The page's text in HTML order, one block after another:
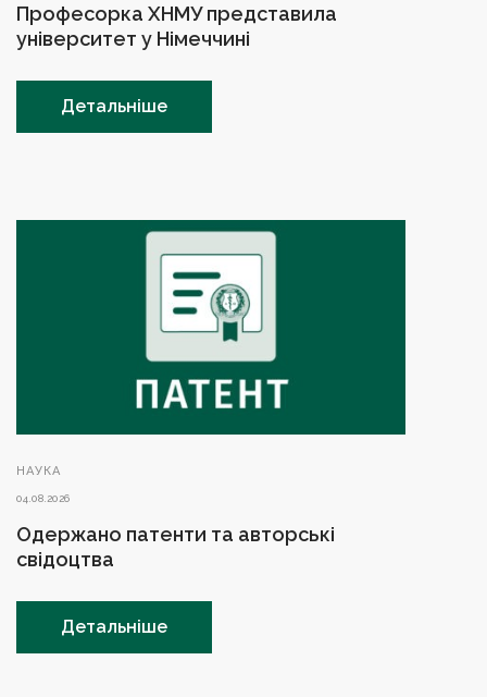
Професорка ХНМУ представила
університет у Німеччині
Детальніше
НАУКА
04.08.2026
Одержано патенти та авторські
свідоцтва
Детальніше